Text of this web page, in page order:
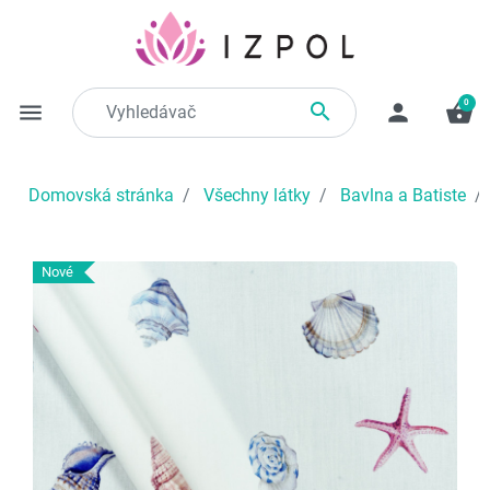
menu  person shopping_basket
0
Domovská stránka Všechny látky Bavlna a Batiste
Nové